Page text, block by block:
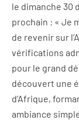
le dimanche 30
prochain : « Je
de revenir sur
vérifications
pour le grand
découvert une
d’Afrique,
ambiance